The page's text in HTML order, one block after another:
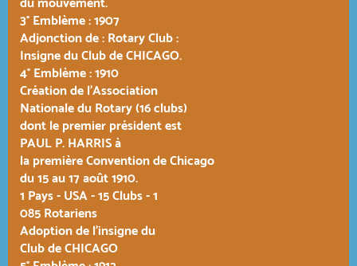
3° Emblème : 1907
Adjonction de :Rotary Club :
Insigne du Club de CHICAGO.
4° Emblème : 1910
Création de l'Association
Nationale du Rotary (16 clubs)
dont le premier président est
PAUL P. HARRIS à
la première Convention de Chicago
du 15 au 17 août 1910.
1 Pays - USA - 15 Clubs - 1
085 Rotariens
Adoption de l'insigne du
Club de CHICAGO